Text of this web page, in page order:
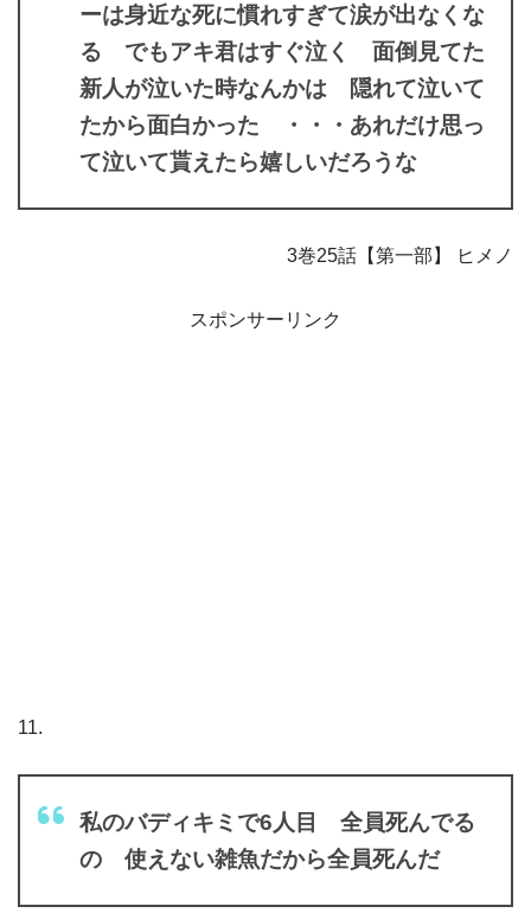
ーは身近な死に慣れすぎて涙が出なくな
る でもアキ君はすぐ泣く 面倒見てた
新人が泣いた時なんかは 隠れて泣いて
たから面白かった ・・・あれだけ思っ
て泣いて貰えたら嬉しいだろうな
3巻25話【第一部】 ヒメノ
スポンサーリンク
11.
私のバディキミで6人目 全員死んでる
の 使えない雑魚だから全員死んだ